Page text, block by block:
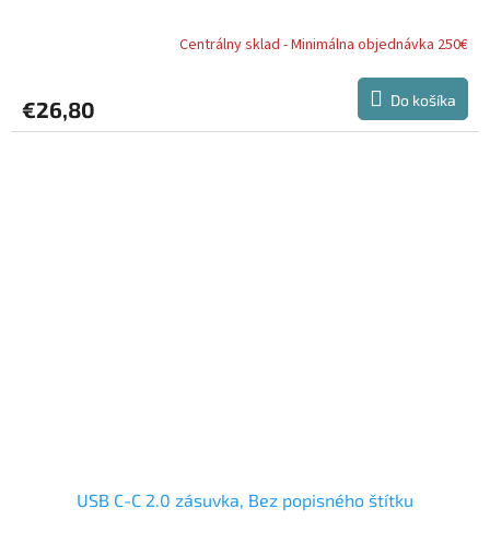
Centrálny sklad - Minimálna objednávka 250€
€26,80 Do košíka
USB C-C 2.0 zásuvka, Bez popisného štítku